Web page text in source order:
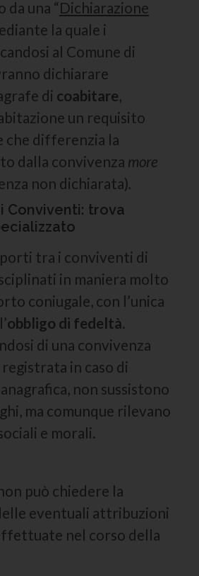
una “Dichiarazione
la quale i
al Comune di
dichiarare
di coabitare,
un requisito
che differenzia la
dalla convivenza more
non dichiarata).
Conviventi: trova
tra i conviventi di
in maniera molto
coniugale, con l’unica
obbligo di fedeltà.
di una convivenza
in caso di
non sussistono
ma comunque rilevano
e morali.
può chiedere la
eventuali attribuzioni
nel corso della